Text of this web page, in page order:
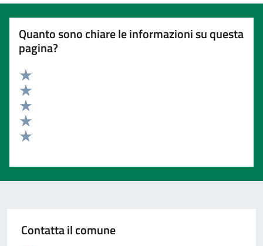
Quanto sono chiare le informazioni su questa
pagina?
Valuta 5 stelle su 5
Valuta 4 stelle su 5
Valuta 3 stelle su 5
Valuta 2 stelle su 5
Contatta il comune